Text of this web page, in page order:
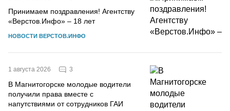
Принимаем поздравления! Агентству
«Верстов.Инфо» – 18 лет
НОВОСТИ ВЕРСТОВ.ИНФО
1 августа 2026 3
В Магнитогорске молодые водители
получили права вместе с
напутствиями от сотрудников ГАИ